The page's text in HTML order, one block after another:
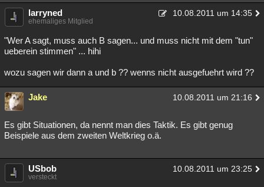
Philosophie Esoterik Literatur
Astronomie Helpdesk Gaming Filme
Übersichten
Besucht Geschlossen
larryned 10.08.2011 um 14:35
ehemaliges Mitglied
"Wer A sagt, muss auch B sagen... und muss nicht mit dem "tun"
ueberein stimmen" ... hihi
wozu sagen wir dann a und b ?? wenns nicht ausgefuehrt wird ??
Jake 10.08.2011 um 21:16
Es gibt Situationen, da nennt man dies Taktik. Es gibt genug
Beispiele aus dem zweiten Weltkrieg o.ä.
USbob 10.08.2011 um 23:25
versteckt